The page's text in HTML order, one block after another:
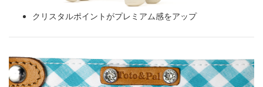
クリスタルポイントがプレミアム感をアップ